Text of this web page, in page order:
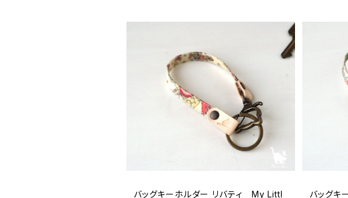
バッグキーホルダー リバティ My Littl
バッグキ